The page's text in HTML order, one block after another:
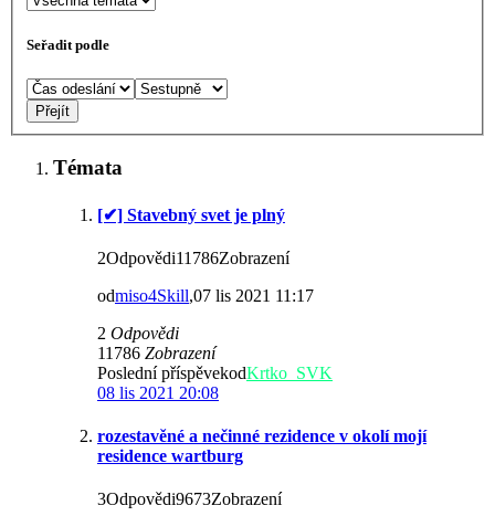
Seřadit podle
Témata
[✔] Stavebný svet je plný
2Odpovědi11786Zobrazení
odmiso4Skill,07 lis 2021 11:17
2 Odpovědi
11786 Zobrazení
Poslední příspěvekodKrtko_SVK
08 lis 2021 20:08
rozestavěné a nečinné rezidence v okolí mojí
residence wartburg
3Odpovědi9673Zobrazení